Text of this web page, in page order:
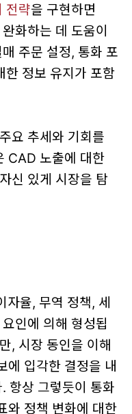
전략을 구현하면
화하는 데 도움이
주문 설정, 통화 포
한 정보 유지가 포함
요 추세와 기회를
CAD 노출에 대한
신 있게 시장을 탐
율, 무역 정책, 세
인에 의해 형성됩
, 시장 동인을 이해
에 입각한 결정을 내
항상 그렇듯이 통화
와 정책 변화에 대한